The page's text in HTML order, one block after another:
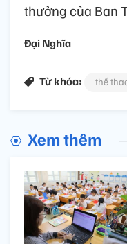
thưởng của Ban
Đại Nghĩa
Từ khóa: thể
Xem thêm